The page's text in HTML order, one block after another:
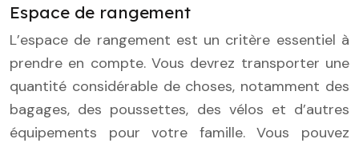
Espace de rangement
L’espace de rangement est un critère essentiel à
prendre en compte. Vous devrez transporter une
quantité considérable de choses, notamment des
bagages, des poussettes, des vélos et d’autres
équipements pour votre famille. Vous pouvez